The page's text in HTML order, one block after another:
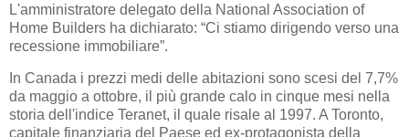
L'amministratore delegato della National Association of
Home Builders ha dichiarato: “Ci stiamo dirigendo verso una
recessione immobiliare”.
In Canada i prezzi medi delle abitazioni sono scesi del 7,7%
da maggio a ottobre, il più grande calo in cinque mesi nella
storia dell'indice Teranet, il quale risale al 1997. A Toronto,
capitale finanziaria del Paese ed ex-protagonista della